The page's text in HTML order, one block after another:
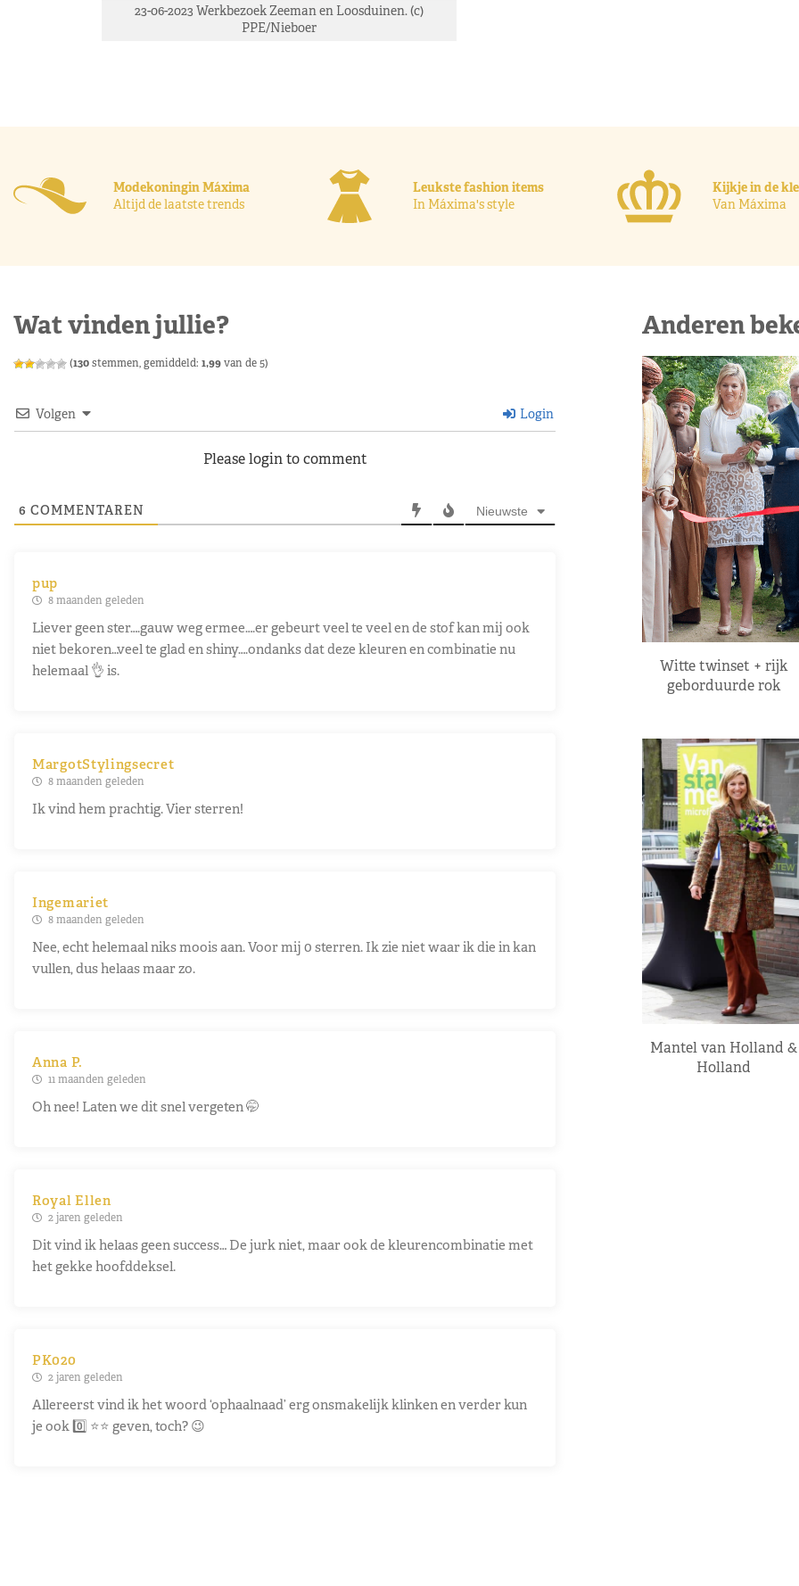
23-06-2023 Werkbezoek Zeeman en Loosduinen. (c)
PPE/Nieboer
Modekoningin Máxima
Altijd de laatste trends
Leukste fashion items
In Máxima's style
Kijkje in de
Van Máxima
Wat vinden jullie?
(130stemmen, gemiddeld: 1,99van de 5)
Volgen Login
Please login to comment
6 COMMENTAREN Nieuwste
pup
8 maanden geleden
Liever geen ster….gauw weg ermee….er gebeurt veel te veel en de stof kan mij ook
niet bekoren…veel te glad en shiny….ondanks dat deze kleuren en combinatie nu
helemaal 👌 is.
MargotStylingsecret
8 maanden geleden
Ik vind hem prachtig. Vier sterren!
Ingemariet
8 maanden geleden
Nee, echt helemaal niks moois aan. Voor mij 0 sterren. Ik zie niet waar ik die in kan
vullen, dus helaas maar zo.
Anna P.
11 maanden geleden
Oh nee! Laten we dit snel vergeten 🤭
Royal Ellen
2 jaren geleden
Dit vind ik helaas geen success… De jurk niet, maar ook de kleurencombinatie met
het gekke hoofddeksel.
PK020
2 jaren geleden
Allereerst vind ik het woord ‘ophaalnaad’ erg onsmakelijk klinken en verder kun
je ook 0️⃣ ⭐️⭐️ geven, toch? 😉
Anderen
Witte twinset + rijk
geborduurde rok
Mantel van Holland &
Holland